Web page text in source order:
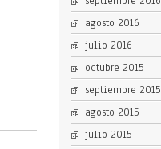
agosto 2016
julio 2016
octubre 2015
septiembre 2015
agosto 2015
julio 2015